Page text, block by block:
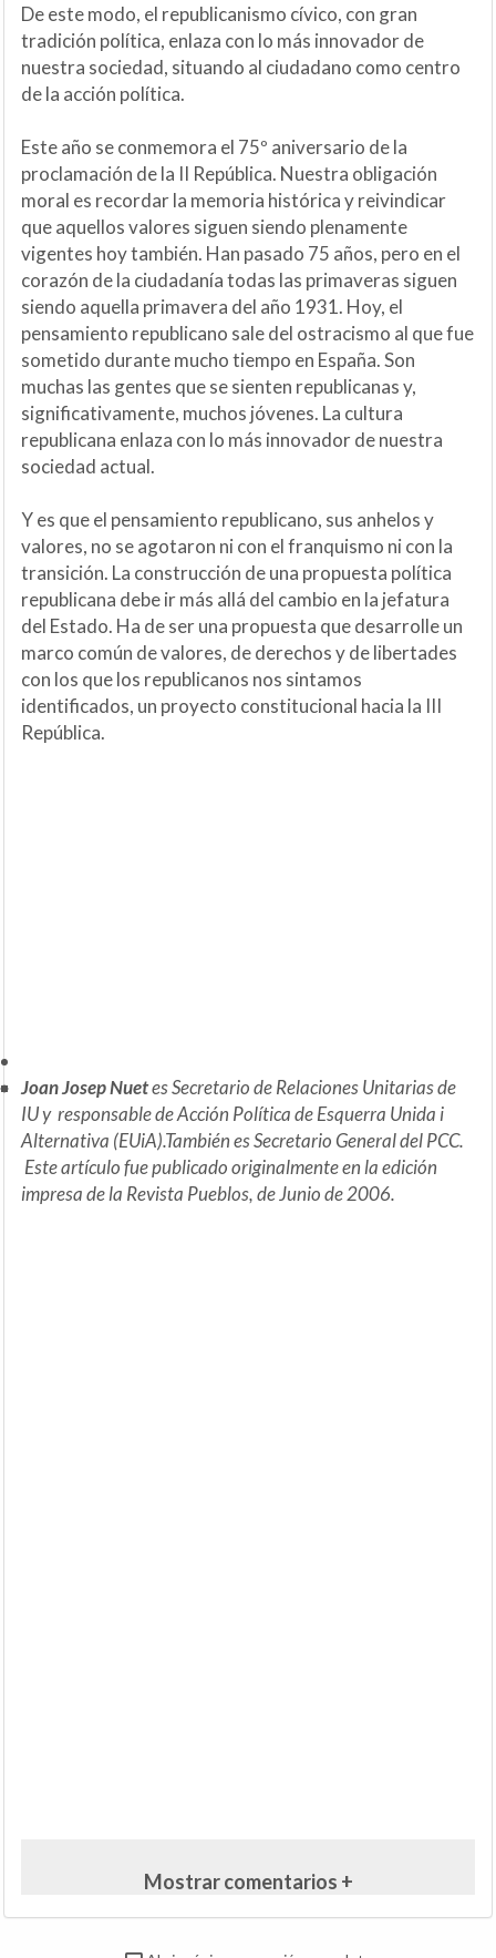
De este modo, el republicanismo cívico, con gran
tradición política, enlaza con lo más innovador de
nuestra sociedad, situando al ciudadano como centro
de la acción política.
Este año se conmemora el 75º aniversario de la
proclamación de la II República. Nuestra obligación
moral es recordar la memoria histórica y reivindicar
que aquellos valores siguen siendo plenamente
vigentes hoy también. Han pasado 75 años, pero en el
corazón de la ciudadanía todas las primaveras siguen
siendo aquella primavera del año 1931. Hoy, el
pensamiento republicano sale del ostracismo al que fue
sometido durante mucho tiempo en España. Son
muchas las gentes que se sienten republicanas y,
significativamente, muchos jóvenes. La cultura
republicana enlaza con lo más innovador de nuestra
sociedad actual.
Y es que el pensamiento republicano, sus anhelos y
valores, no se agotaron ni con el franquismo ni con la
transición. La construcción de una propuesta política
republicana debe ir más allá del cambio en la jefatura
del Estado. Ha de ser una propuesta que desarrolle un
marco común de valores, de derechos y de libertades
con los que los republicanos nos sintamos
identificados, un proyecto constitucional hacia la III
República.
Joan Josep Nuetes Secretario de Relaciones Unitarias de
IU y responsable de Acción Política de Esquerra Unida i
Alternativa (EUiA).También es Secretario General del PCC.
Este artículo fue publicado originalmente en la edición
impresa de la Revista Pueblos, de Junio de 2006.
Mostrar comentarios +